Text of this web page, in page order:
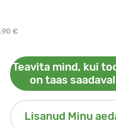
€
Teavita mind, kui
on taas saadaval
Lisanud Minu